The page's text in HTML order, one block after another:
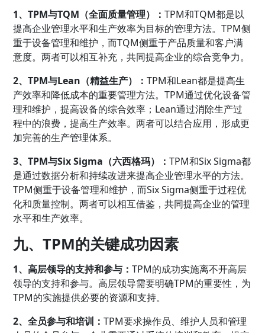
1、TPM与TQM（全面质量管理）：TPM和TQM都是以
提高企业管理水平和生产效率为目标的管理方法。TPM侧
重于设备管理和维护，而TQM侧重于产品质量和客户满
意度。两者可以相互补充，共同提高企业的综合竞争力。
2、TPM与Lean（精益生产）：TPM和Lean都是提高生
产效率和降低成本的重要管理方法。TPM通过优化设备管
理和维护，提高设备的综合效率；Lean通过消除生产过
程中的浪费，提高生产效率。两者可以结合应用，形成更
加完善的生产管理体系。
3、TPM与Six Sigma（六西格玛）：TPM和Six Sigma都
是通过数据分析和持续改进来提高企业管理水平的方法。
TPM侧重于设备管理和维护，而Six Sigma侧重于过程优
化和质量控制。两者可以相互借鉴，共同提高企业的管理
水平和生产效率。
九、TPM的关键成功因素
1、高层领导的支持和参与：TPM的成功实施离不开高层
领导的支持和参与。高层领导需要明确TPM的重要性，为
TPM的实施提供必要的资源和支持。
2、全员参与和培训：TPM要求操作员、维护人员和管理